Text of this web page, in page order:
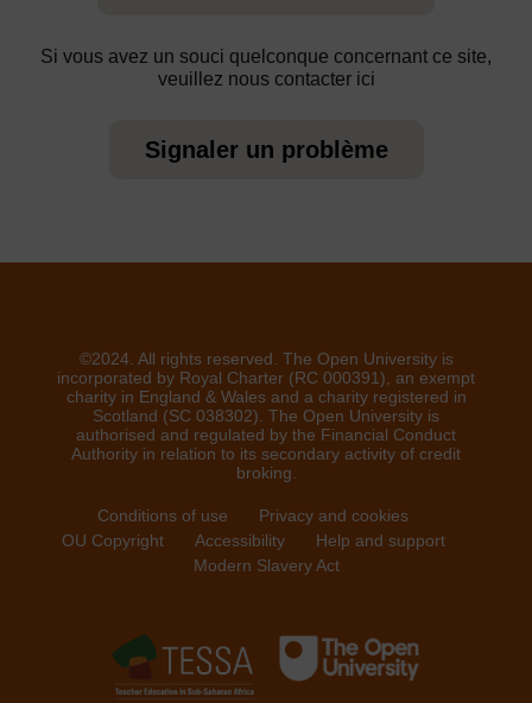
Si vous avez un souci quelconque concernant ce site,
veuillez nous contacter ici
Signaler un problème
©2024. All rights reserved. The Open University is
incorporated by Royal Charter (RC 000391), an exempt
charity in England & Wales and a charity registered in
Scotland (SC 038302). The Open University is
authorised and regulated by the Financial Conduct
Authority in relation to its secondary activity of credit
broking.
Conditions of use
Privacy and cookies
OU Copyright
Accessibility
Help and support
Modern Slavery Act